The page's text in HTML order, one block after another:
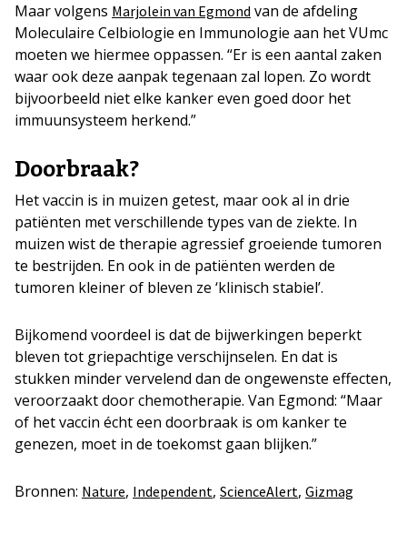
Maar volgens Marjolein van Egmond van de afdeling
Moleculaire Celbiologie en Immunologie aan het VUmc
moeten we hiermee oppassen. “Er is een aantal zaken
waar ook deze aanpak tegenaan zal lopen. Zo wordt
bijvoorbeeld niet elke kanker even goed door het
immuunsysteem herkend.”
Doorbraak?
Het vaccin is in muizen getest, maar ook al in drie
patiënten met verschillende types van de ziekte. In
muizen wist de therapie agressief groeiende tumoren
te bestrijden. En ook in de patiënten werden de
tumoren kleiner of bleven ze ‘klinisch stabiel’.
Bijkomend voordeel is dat de bijwerkingen beperkt
bleven tot griepachtige verschijnselen. En dat is
stukken minder vervelend dan de ongewenste effecten,
veroorzaakt door chemotherapie. Van Egmond: “Maar
of het vaccin écht een doorbraak is om kanker te
genezen, moet in de toekomst gaan blijken.”
Bronnen: Nature, Independent, ScienceAlert, Gizmag